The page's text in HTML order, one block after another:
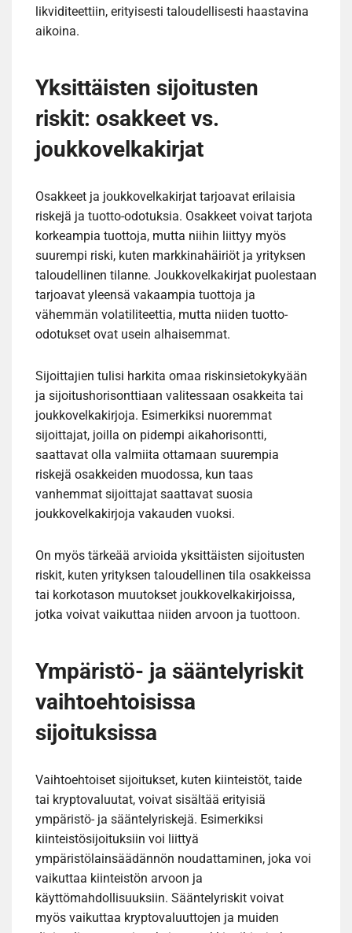
likviditeettiin, erityisesti taloudellisesti haastavina
aikoina.
Yksittäisten sijoitusten
riskit: osakkeet vs.
joukkovelkakirjat
Osakkeet ja joukkovelkakirjat tarjoavat erilaisia
riskejä ja tuotto-odotuksia. Osakkeet voivat tarjota
korkeampia tuottoja, mutta niihin liittyy myös
suurempi riski, kuten markkinahäiriöt ja yrityksen
taloudellinen tilanne. Joukkovelkakirjat puolestaan
tarjoavat yleensä vakaampia tuottoja ja
vähemmän volatiliteettia, mutta niiden tuotto-
odotukset ovat usein alhaisemmat.
Sijoittajien tulisi harkita omaa riskinsietokykyään
ja sijoitushorisonttiaan valitessaan osakkeita tai
joukkovelkakirjoja. Esimerkiksi nuoremmat
sijoittajat, joilla on pidempi aikahorisontti,
saattavat olla valmiita ottamaan suurempia
riskejä osakkeiden muodossa, kun taas
vanhemmat sijoittajat saattavat suosia
joukkovelkakirjoja vakauden vuoksi.
On myös tärkeää arvioida yksittäisten sijoitusten
riskit, kuten yrityksen taloudellinen tila osakkeissa
tai korkotason muutokset joukkovelkakirjoissa,
jotka voivat vaikuttaa niiden arvoon ja tuottoon.
Ympäristö- ja sääntelyriskit
vaihtoehtoisissa
sijoituksissa
Vaihtoehtoiset sijoitukset, kuten kiinteistöt, taide
tai kryptovaluutat, voivat sisältää erityisiä
ympäristö- ja sääntelyriskejä. Esimerkiksi
kiinteistösijoituksiin voi liittyä
ympäristölainsäädännön noudattaminen, joka voi
vaikuttaa kiinteistön arvoon ja
käyttömahdollisuuksiin. Sääntelyriskit voivat
myös vaikuttaa kryptovaluuttojen ja muiden